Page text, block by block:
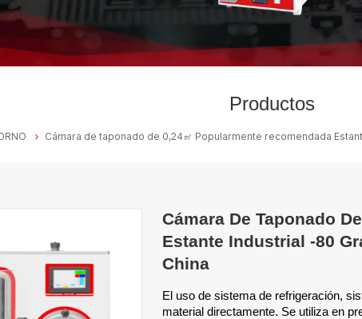
Productos
Cámara de taponado de 0,24㎡ Popularmente recomendada
Cámara De Taponado
Estante Industrial -80
China
El uso de sistema de refrigeración,
material directamente. Se utiliza en